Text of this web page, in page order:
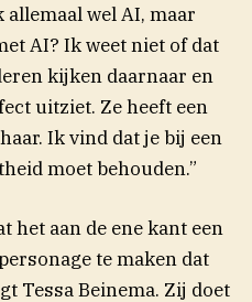
wel AI, maar
AI? Ik weet niet of dat
kijken daarnaar en
uitziet. Ze heeft een
Ik vind dat je bij een
moet behouden.”
het aan de ene kant een
te maken dat
Tessa Beinema. Zij doet